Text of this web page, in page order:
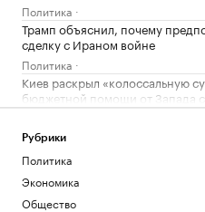
Политика
Трамп объяснил, почему
сделку с Ираном войне
Политика
Киев раскрыл «колоссальную
бюджетной помощи от Запада
года
Политика
Рубрики
Политика
Экономика
Общество